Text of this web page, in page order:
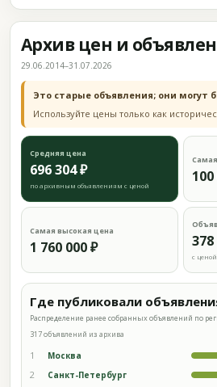
Архив цен и
29.06.2014–31.07.2026
Это старые объявления; они могут
Используйте цены только как
Средняя цена
696 304 ₽
по архивным объявлениям с ценой
Самая высокая цена
1 760 000 ₽ 378
с
Где публиковали
Распределение ранее собранных объявлений по
317 объявлений из архива
1 Москва
2 Санкт-Петербург